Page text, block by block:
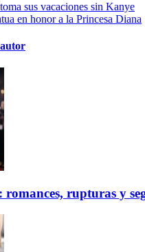
sus vacaciones sin Kanye
en honor a la Princesa Diana
romances, rupturas y